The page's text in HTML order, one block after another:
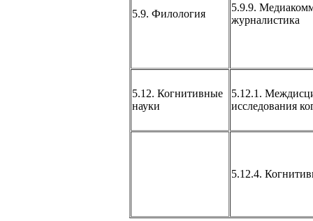
5.9. Филология
5.9.9.
журналистика
5.12. Когнитивные
науки
5.12.1.
исследования
5.12.4.